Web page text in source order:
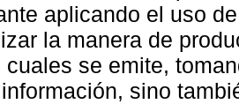
aplicando el uso
la manera de
cuales se emite,
sino